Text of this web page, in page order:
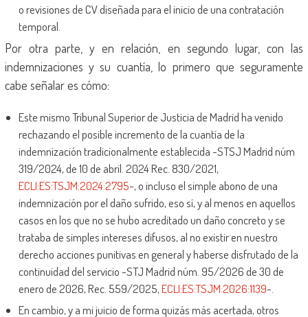
o revisiones de CV diseñada para el inicio de una contratación
temporal.
Por otra parte, y en relación, en segundo lugar, con las
indemnizaciones y su cuantía, lo primero que seguramente
cabe señalar es cómo:
Este mismo Tribunal Superior de Justicia de Madrid ha venido
rechazando el posible incremento de la cuantía de la
indemnización tradicionalmente establecida -STSJ Madrid núm
319/2024, de 10 de abril. 2024 Rec. 830/2021,
ECLI:ES:TSJM:2024:2795-, o incluso el simple abono de una
indemnización por el daño sufrido, eso sí, y al menos en aquellos
casos en los que no se hubo acreditado un daño concreto y se
trataba de simples intereses difusos, al no existir en nuestro
derecho acciones punitivas en general y haberse disfrutado de la
continuidad del servicio -STJ Madrid núm. 95/2026 de 30 de
enero de 2026, Rec. 559/2025,ECLI:ES:TSJM:2026:1139-.
En cambio, y a mi juicio de forma quizás más acertada, otros